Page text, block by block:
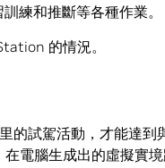
練和推斷等各種作業。
的情況。
試駕活動，才能達到
電腦生成出的虛擬實